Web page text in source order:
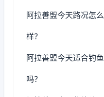
阿拉善盟今天路况怎么
样？
阿拉善盟今天适合钓鱼
吗？